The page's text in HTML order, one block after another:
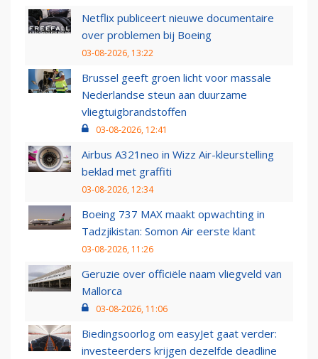
Netflix publiceert nieuwe documentaire
over problemen bij Boeing
03-08-2026, 13:22
Brussel geeft groen licht voor massale
Nederlandse steun aan duurzame
vliegtuigbrandstoffen
03-08-2026, 12:41
Airbus A321neo in Wizz Air-kleurstelling
beklad met graffiti
03-08-2026, 12:34
Boeing 737 MAX maakt opwachting in
Tadzjikistan: Somon Air eerste klant
03-08-2026, 11:26
Geruzie over officiële naam vliegveld van
Mallorca
03-08-2026, 11:06
Biedingsoorlog om easyJet gaat verder:
investeerders krijgen dezelfde deadline